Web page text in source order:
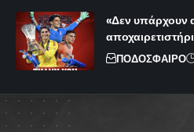
«Δεν υπάρχουν
ΠΟΔΟΣΦΑΙΡΟ